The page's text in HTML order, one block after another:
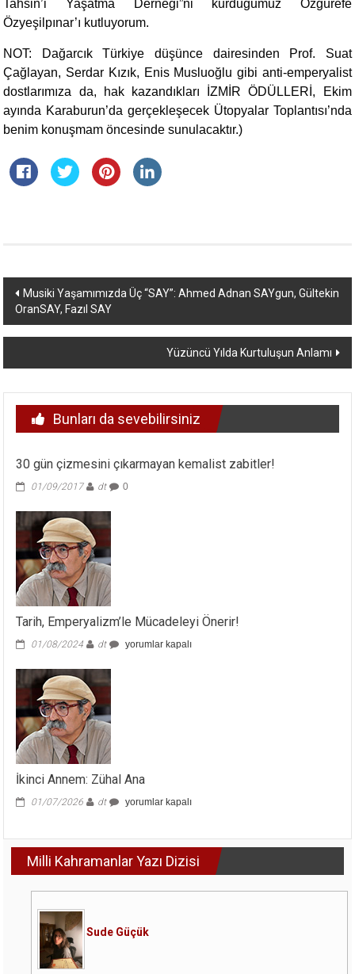
Tahsin’i Yaşatma Derneği”ni kurduğumuz Özgürefe
Özyeşilpınar’ı kutluyorum.
NOT: Dağarcık Türkiye düşünce dairesinden Prof. Suat
Çağlayan, Serdar Kızık, Enis Musluoğlu gibi anti-emperyalist
dostlarımıza da, hak kazandıkları İZMİR ÖDÜLLERİ, Ekim
ayında Karaburun’da gerçekleşecek Ütopyalar Toplantısı’nda
benim konuşmam öncesinde sunulacaktır.)
Yazı
dolaşımı
Musiki Yaşamımızda Üç “SAY”: Ahmed Adnan SAYgun, Gültekin
OranSAY, Fazıl SAY
Yüzüncü Yılda Kurtuluşun Anlamı
Bunları da sevebilirsiniz
30 gün çizmesini çıkarmayan kemalist zabitler!
01/09/2017 dt 0
Tarih, Emperyalizm’le Mücadeleyi Önerir!
01/08/2024 dt
Tarih,
yorumlar kapalı
İkinci Annem: Zühal Ana
01/07/2026 dt
İkinci
için
yorumlar kapalı
Milli Kahramanlar Yazı Dizisi
Sude Güçük